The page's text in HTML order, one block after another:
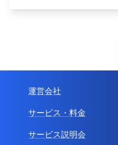
運営会社
サービス・料金
サービス説明会